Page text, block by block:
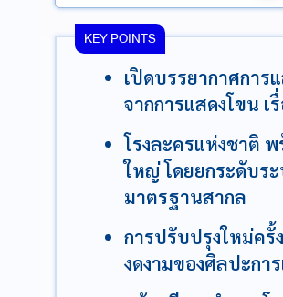
KEY POINTS
เปิดบรรยากาศการ
จากการแสดงโขน
โรงละครแห่งชาติ
ใหญ่ โดยยกระดับร
มาตรฐานสากล
การปรับปรุงใหม่ค
งดงามของศิลปะกา